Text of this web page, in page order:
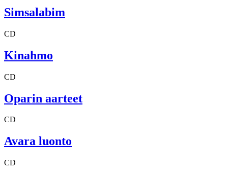
Simsalabim
CD
Kinahmo
CD
Oparin aarteet
CD
Avara luonto
CD